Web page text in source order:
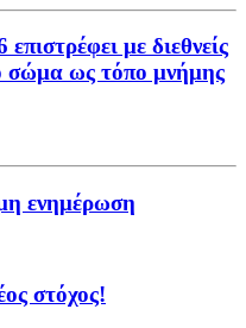
με διεθνείς
σώμα ως τόπο μνήμης
ενημέρωση
στόχος!